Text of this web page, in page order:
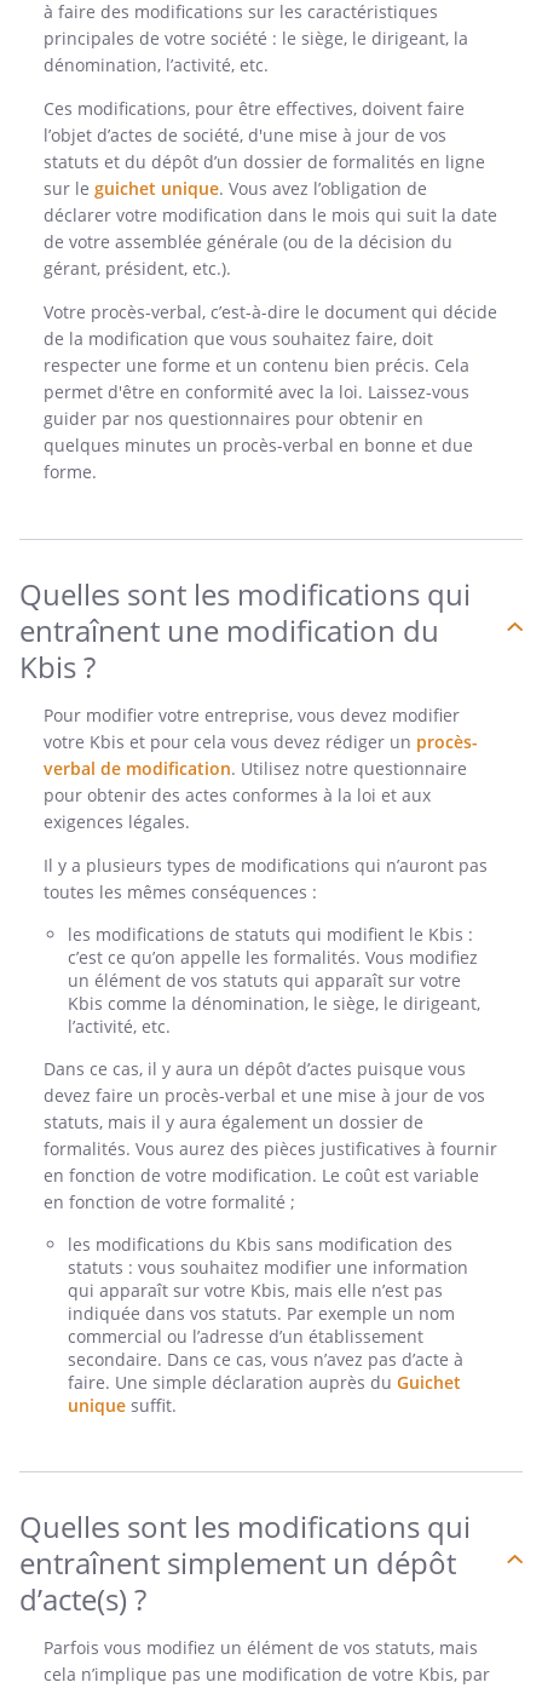
à faire des modifications sur les caractéristiques
principales de votre société : le siège, le dirigeant, la
dénomination, l’activité, etc.
Ces modifications, pour être effectives, doivent faire
l’objet d’actes de société, d'une mise à jour de vos
statuts et du dépôt d’un dossier de formalités en ligne
sur le guichet unique. Vous avez l’obligation de
déclarer votre modification dans le mois qui suit la date
de votre assemblée générale (ou de la décision du
gérant, président, etc.).
Votre procès-verbal, c’est-à-dire le document qui décide
de la modification que vous souhaitez faire, doit
respecter une forme et un contenu bien précis. Cela
permet d'être en conformité avec la loi. Laissez-vous
guider par nos questionnaires pour obtenir en
quelques minutes un procès-verbal en bonne et due
forme.
Quelles sont les modifications qui
entraînent une modification du
Kbis ?
Pour modifier votre entreprise, vous devez modifier
votre Kbis et pour cela vous devez rédiger un procès-
verbal de modification. Utilisez notre questionnaire
pour obtenir des actes conformes à la loi et aux
exigences légales.
Il y a plusieurs types de modifications qui n’auront pas
toutes les mêmes conséquences :
les modifications de statuts qui modifient le Kbis :
c’est ce qu’on appelle les formalités. Vous modifiez
un élément de vos statuts qui apparaît sur votre
Kbis comme la dénomination, le siège, le dirigeant,
l’activité, etc.
Dans ce cas, il y aura un dépôt d’actes puisque vous
devez faire un procès-verbal et une mise à jour de vos
statuts, mais il y aura également un dossier de
formalités. Vous aurez des pièces justificatives à fournir
en fonction de votre modification. Le coût est variable
en fonction de votre formalité ;
les modifications du Kbis sans modification des
statuts : vous souhaitez modifier une information
qui apparaît sur votre Kbis, mais elle n’est pas
indiquée dans vos statuts. Par exemple un nom
commercial ou l’adresse d’un établissement
secondaire. Dans ce cas, vous n’avez pas d’acte à
faire. Une simple déclaration auprès du Guichet
unique suffit.
Quelles sont les modifications qui
entraînent simplement un dépôt
d’acte(s) ?
Parfois vous modifiez un élément de vos statuts, mais
cela n’implique pas une modification de votre Kbis, par